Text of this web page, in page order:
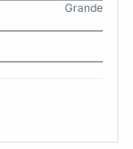
Grande